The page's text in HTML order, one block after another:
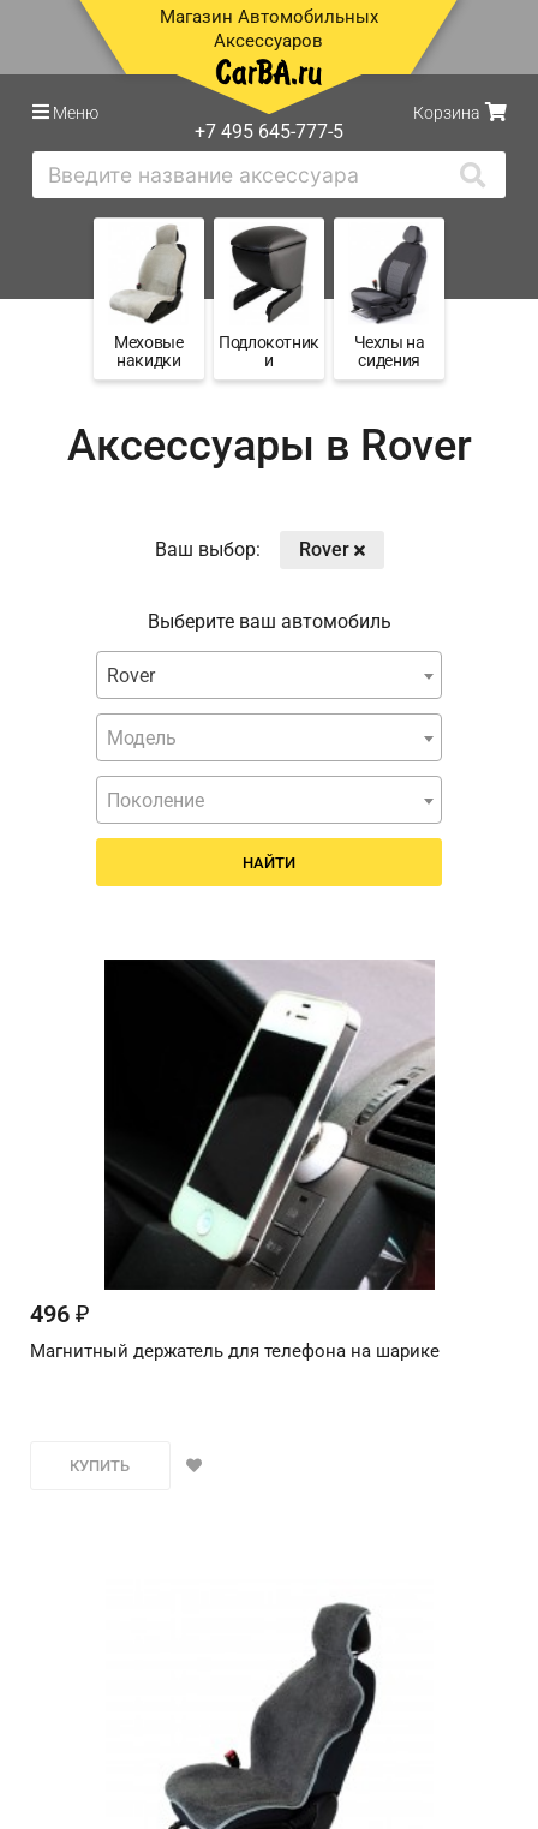
Магазин Автомобильных
Аксессуаров
Меню
+7 495 645-777-5
Корзина
Меховые
накидки
Подлокотник
и
Чехлы на
сидения
Аксессуары в Rover
Ваш выбор: Rover
Выберите ваш автомобиль
Rover
Модель
Поколение
НАЙТИ
496 ₽
Магнитный держатель для телефона на шарике
КУПИТЬ